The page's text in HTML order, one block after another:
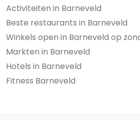
Activiteiten in Barneveld
Beste restaurants in Barneveld
Winkels open in Barneveld op
Markten in Barneveld
Hotels in Barneveld
Fitness Barneveld